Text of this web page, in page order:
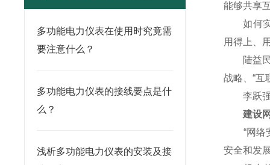
多功能电力仪表在使用时究竟需
要注意什么？
多功能电力仪表的接线要点是什
么？
浅析多功能电力仪表的安装及接
能够共享
如何实
用得上、
陆益民
战略、“互
李跃强
建设网
“网络安
安全和发